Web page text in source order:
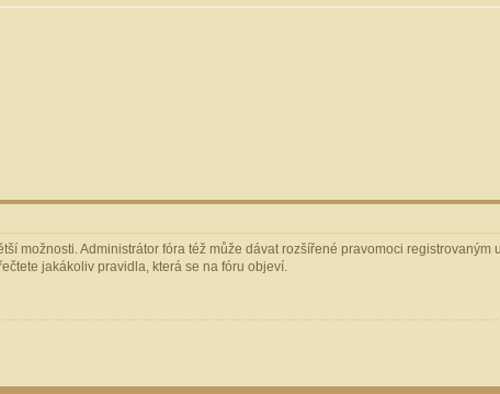
možnosti. Administrátor fóra též může dávat rozšířené pravomoci
jakákoliv pravidla, která se na fóru objeví.